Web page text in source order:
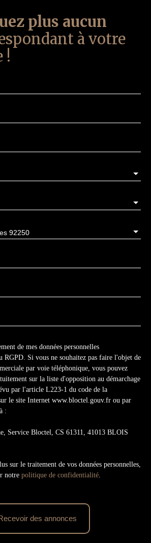
plus aucun
à votre
!
92250
de mes données personnelles
RGPD. Si vous ne souhaitez pas faire l'objet de
par voie téléphonique, vous pouvez
sur la liste d'opposition au démarchage
par l'article L223-1 du code de la
le site Internet www.bloctel.gouv.fr ou par
:
Service Bloctel, CS 61311, 41013 BLOIS
sur le traitement de vos données personnelles,
notre politique de confidentialité
des annonces